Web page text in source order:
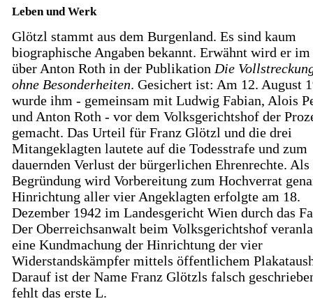
Leben und Werk
Glötzl stammt aus dem Burgenland. Es sind kaum
biographische Angaben bekannt. Erwähnt wird er
über Anton Roth in der Publikation Die
ohne Besonderheiten. Gesichert ist: Am 12. August
wurde ihm - gemeinsam mit Ludwig Fabian, Alois
und Anton Roth - vor dem Volksgerichtshof der
gemacht. Das Urteil für Franz Glötzl und die drei
Mitangeklagten lautete auf die Todesstrafe und zum
dauernden Verlust der bürgerlichen Ehrenrechte. Als
Begründung wird Vorbereitung zum Hochverrat
Hinrichtung aller vier Angeklagten erfolgte am 18.
Dezember 1942 im Landesgericht Wien durch das
Der Oberreichsanwalt beim Volksgerichtshof
eine Kundmachung der Hinrichtung der vier
Widerstandskämpfer mittels öffentlichem
Darauf ist der Name Franz Glötzls falsch
fehlt das erste L.